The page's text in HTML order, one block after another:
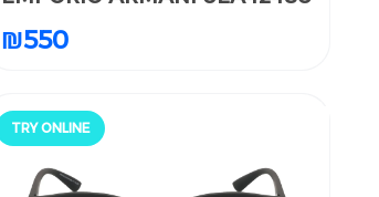
₪550
TRY ONLINE
₪550
جرّب أونلاين